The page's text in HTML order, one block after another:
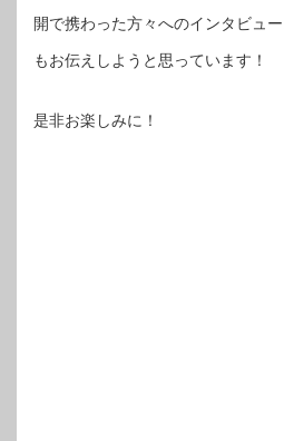
開で携わった方々へのインタビュ
もお伝えしようと思っています！
是非お楽しみに！